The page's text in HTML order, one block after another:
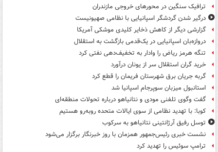
ترافیک سنگین در محورهای خروجی مازندران
درگیر شدن گردشگر اسپانیایی با نظامی صهیونیست
گزارشی دیگر از کاهش ذخایر کلیدی موشکی آمریکا
دروازه‌بان اسپانیایی در یک‌قدمی بازگشت به استقلال
تنگه هرمز ریاض را وادار به تخفیف‌دهی نفتی کرد
خرید گران استقلال سر از یونان درآورد
گربه جریان برق شهرستان فریمان را قطع کرد
استانبول میزبان سوپرجام اسپانیا شد
گفت وگوی تلفنی مودی و نتانیاهو درباره تحولات منطقه‌ای
کوبا: با تهدید نظامی از سوی ایالات متحده روبه‌رو هستیم
توسل رفیق آرژانتینی نتانیاهو به سرکوب
نشست خبری رئیس‌جمهور همزمان با روز خبرنگار برگزار می‌شود
ترامپ سوئیس را تهدید کرد